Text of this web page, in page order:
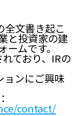
文書き起こ
と投資家の建
ムです。
ており、IRの
ンにご興味
contact/